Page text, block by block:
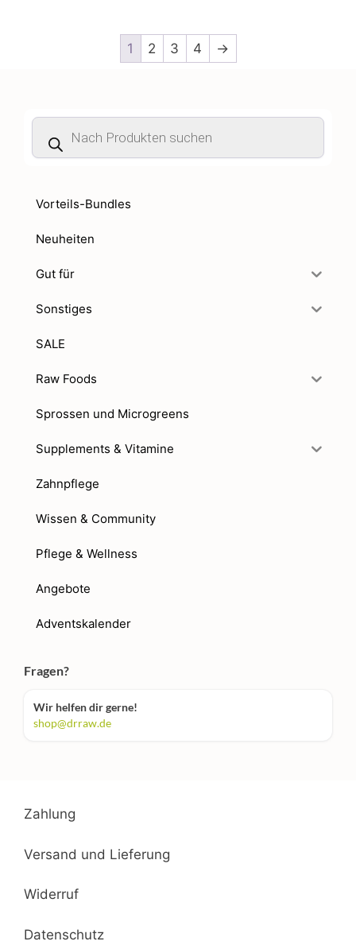
1 2 3 4 →
Products
search
Vorteils-Bundles
Neuheiten
Gut für
Sonstiges
SALE
Raw Foods
Sprossen und Microgreens
Supplements & Vitamine
Zahnpflege
Wissen & Community
Pflege & Wellness
Angebote
Adventskalender
Fragen?
Wir helfen dir gerne!
shop@drraw.de
Zahlung
Versand und Lieferung
Widerruf
Datenschutz